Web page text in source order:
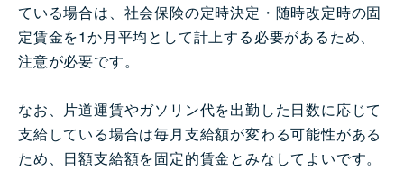
ている場合は、社会保険の定時決定・随時改定時の固
定賃金を1か月平均として計上する必要があるため、
注意が必要です。
なお、片道運賃やガソリン代を出勤した日数に応じて
支給している場合は毎月支給額が変わる可能性がある
ため、日額支給額を固定的賃金とみなしてよいです。